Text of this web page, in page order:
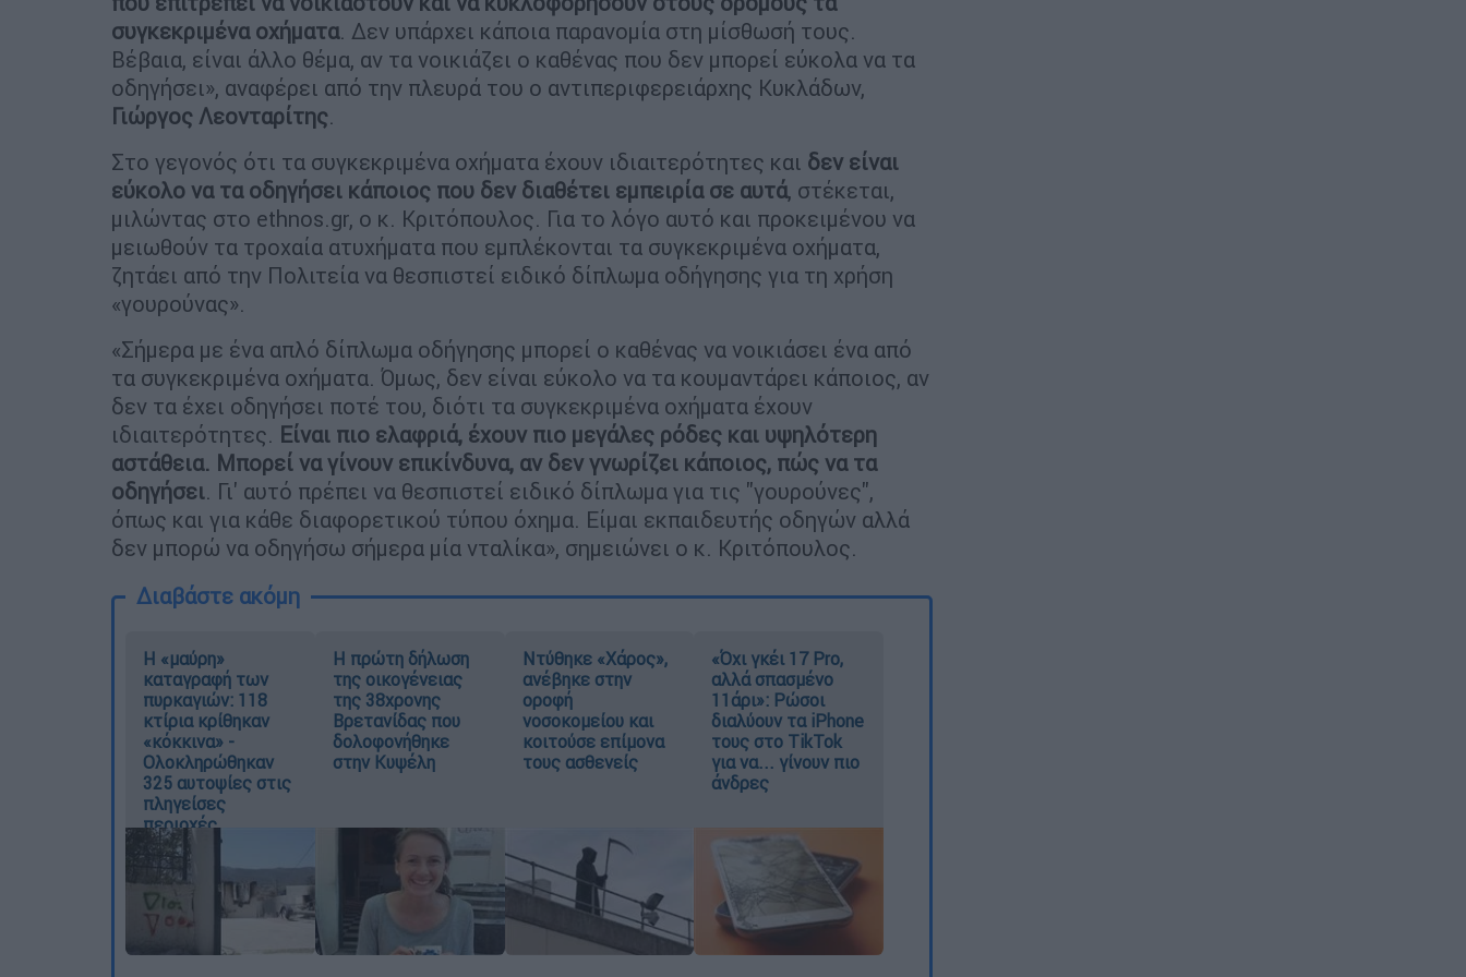
συγκεκριμένα οχήματα. Δεν υπάρχει κάποια παρανομία στη μίσθωσή τους.
Βέβαια, είναι άλλο θέμα, αν τα νοικιάζει ο καθένας που δεν μπορεί εύκολα να τα
οδηγήσει», αναφέρει από την πλευρά του ο αντιπεριφερειάρχης Κυκλάδων,
Γιώργος Λεονταρίτης.
Στο γεγονός ότι τα συγκεκριμένα οχήματα έχουν ιδιαιτερότητες και δεν είναι
εύκολο να τα οδηγήσει κάποιος που δεν διαθέτει εμπειρία σε αυτά, στέκεται,
μιλώντας στο ethnos.gr, ο κ. Κριτόπουλος. Για το λόγο αυτό και προκειμένου να
μειωθούν τα τροχαία ατυχήματα που εμπλέκονται τα συγκεκριμένα οχήματα,
ζητάει από την Πολιτεία να θεσπιστεί ειδικό δίπλωμα οδήγησης για τη χρήση
«γουρούνας».
«Σήμερα με ένα απλό δίπλωμα οδήγησης μπορεί ο καθένας να νοικιάσει ένα από
τα συγκεκριμένα οχήματα. Όμως, δεν είναι εύκολο να τα κουμαντάρει κάποιος, αν
δεν τα έχει οδηγήσει ποτέ του, διότι τα συγκεκριμένα οχήματα έχουν
ιδιαιτερότητες. Είναι πιο ελαφριά, έχουν πιο μεγάλες ρόδες και υψηλότερη
αστάθεια. Μπορεί να γίνουν επικίνδυνα, αν δεν γνωρίζει κάποιος, πώς να τα
οδηγήσει. Γι' αυτό πρέπει να θεσπιστεί ειδικό δίπλωμα για τις ''γουρούνες'',
όπως και για κάθε διαφορετικού τύπου όχημα. Είμαι εκπαιδευτής οδηγών αλλά
δεν μπορώ να οδηγήσω σήμερα μία νταλίκα», σημειώνει ο κ. Κριτόπουλος.
Διαβάστε ακόμη
Η «μαύρη»
καταγραφή των
πυρκαγιών: 118
κτίρια κρίθηκαν
«κόκκινα» -
Ολοκληρώθηκαν
325 αυτοψίες στις
πληγείσες
περιοχές
Η πρώτη δήλωση
της οικογένειας
της 38χρονης
Βρετανίδας που
δολοφονήθηκε
στην Κυψέλη
Ντύθηκε «Χάρος»,
ανέβηκε στην
οροφή
νοσοκομείου και
κοιτούσε επίμονα
τους ασθενείς
«Όχι γκέι 17 Pro,
αλλά σπασμένο
11άρι»: Ρώσοι
διαλύουν τα iPhone
τους στο TikTok
για να... γίνουν πιο
άνδρες